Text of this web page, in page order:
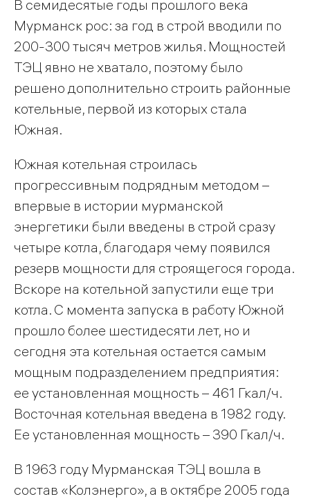
В семидесятые годы прошлого века
Мурманск рос: за год в строй вводили по
200-300 тысяч метров жилья. Мощностей
ТЭЦ явно не хватало, поэтому было
решено дополнительно строить районные
котельные, первой из которых стала
Южная.
Южная котельная строилась
прогрессивным подрядным методом –
впервые в истории мурманской
энергетики были введены в строй сразу
четыре котла, благодаря чему появился
резерв мощности для строящегося города.
Вскоре на котельной запустили еще три
котла. С момента запуска в работу Южной
прошло более шестидесяти лет, но и
сегодня эта котельная остается самым
мощным подразделением предприятия:
ее установленная мощность – 461 Гкал/ч.
Восточная котельная введена в 1982 году.
Ее установленная мощность – 390 Гкал/ч.
В 1963 году Мурманская ТЭЦ вошла в
состав «Колэнерго», а в октябре 2005 года